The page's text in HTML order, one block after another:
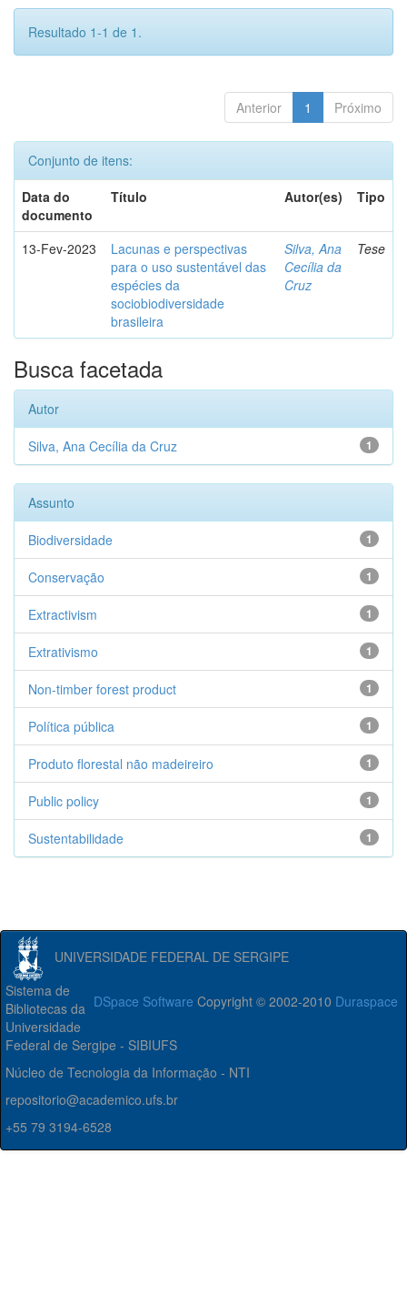
Resultado 1-1 de 1.
Anterior 1 Próximo
Conjunto de itens:
Data do
documento
Título Autor(es) Tipo
13-Fev-2023
Lacunas e perspectivas
para o uso sustentável das
espécies da
sociobiodiversidade
brasileira
Silva, Ana
Cecília da
Cruz
Tese
Busca facetada
Autor
1
Silva, Ana Cecília da Cruz
Assunto
1
Biodiversidade
1
Conservação
1
Extractivism
1
Extrativismo
1
Non-timber forest product
1
Política pública
1
Produto florestal não madeireiro
1
Public policy
1
Sustentabilidade
UNIVERSIDADE FEDERAL DE SERGIPE
DSpace Software Copyright © 2002-2010 Duraspace
Sistema de
Bibliotecas da
Universidade
Federal de Sergipe - SIBIUFS
Núcleo de Tecnologia da Informação - NTI
repositorio@academico.ufs.br
+55 79 3194-6528